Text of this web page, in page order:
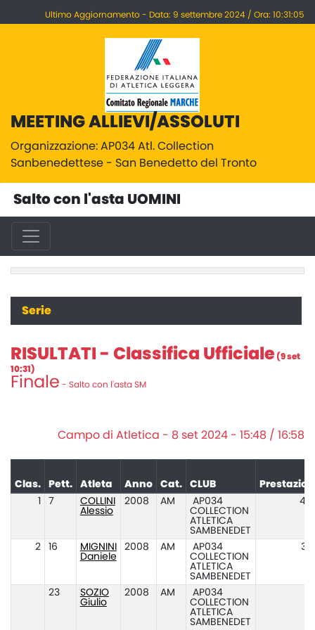
Ultimo Aggiornamento - Data: 9 settembre 2024 / Ora: 10:31:05
MEETING ALLIEVI/ASSOLUTI
Organizzazione: AP034 Atl. Collection
Sanbenedettese - San Benedetto del Tronto
Salto con l'asta UOMINI
Serie
RISULTATI - Classifica Ufficiale (9 set
10:31)
Finale - Salto con l'asta SM
Campo di Atletica - 8 set 2024 - 15:48 / 16:58
Clas. Pett. Atleta Anno Cat. CLUB
7
COLLINI
Alessio
2008 AM
AP034
COLLECTION
ATLETICA
SAMBENEDET
2 16
MIGNINI
Daniele
2008 AM
AP034
COLLECTION
ATLETICA
SAMBENEDET
23
SOZIO
Giulio
2008 AM
AP034
COLLECTION
ATLETICA
SAMBENEDET